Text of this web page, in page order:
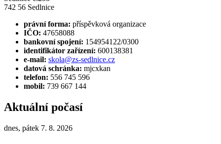
742 56 Sedlnice
právní forma: příspěvková organizace
IČO: 47658088
bankovní spojení: 154954122/0300
identifikátor zařízení: 600138381
e-mail: skola@zs-sedlnice.cz
datová schránka: mjcxkan
telefon: 556 745 596
mobil: 739 667 144
Aktuální počasí
dnes, pátek 7. 8. 2026